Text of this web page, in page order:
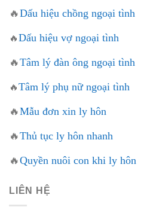
🔥Dấu hiệu chồng ngoại tình
🔥Dấu hiệu vợ ngoại tình
🔥Tâm lý đàn ông ngoại tình
🔥Tâm lý phụ nữ ngoại tình
🔥Mẫu đơn xin ly hôn
🔥Thủ tục ly hôn nhanh
🔥Quyền nuôi con khi ly hôn
LIÊN HỆ